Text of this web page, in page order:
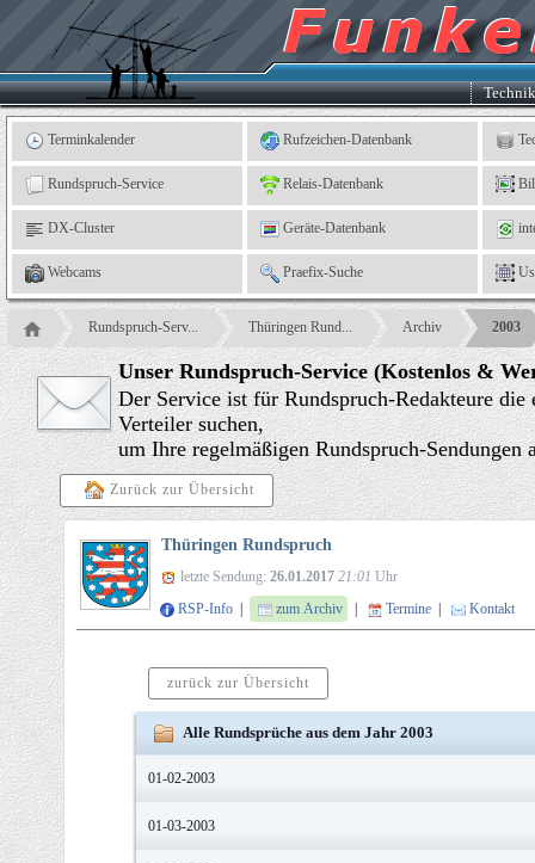
Kleingartenverein
e.
V.,
Leinefelde
Terminkalender Rufzeichen-Datenbank
Rundspruch-Service Relais-Datenbank
DX-Cluster Geräte-Datenbank
Webcams Praefix-Suche
Rundspruch-Serv... Thüringen Rund... Archiv 2003
Unser Rundspruch-Service (Kostenlos &
Der Service ist für Rundspruch-Redakteure
Verteiler suchen,
um Ihre regelmäßigen Rundspruch-
Zurück zur Übersicht
Thüringen Rundspruch
letzte Sendung: 26.01.2017 21:01 Uhr
RSP-Info
zum Archiv Termine Kontakt
zurück zur Übersicht
Alle Rundsprüche aus dem Jahr 2003
01-02-2003
01-03-2003